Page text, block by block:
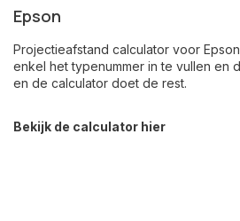
Epson
Projectieafstand calculator voor
enkel het typenummer in te vullen en
en de calculator doet de rest.
Bekijk de calculator hier